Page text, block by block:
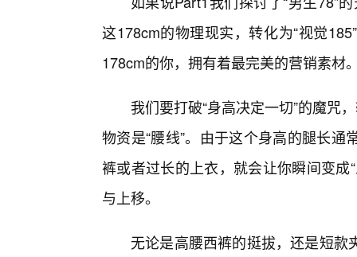
这178cm的物理现实，转化为“视觉
178cm的你，拥有着最完美的营销素材
我们要打破“身高决定一切”的魔咒
物资是“腰线”。由于这个身高的腿长
裤或者过长的上衣，就会让你瞬间变
与上移。
无论是高腰西裤的挺拔，还是短